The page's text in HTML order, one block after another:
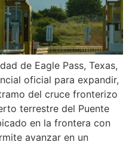
de Eagle Pass, Texas,
oficial para expandir,
del cruce fronterizo
terrestre del Puente
en la frontera con
avanzar en un